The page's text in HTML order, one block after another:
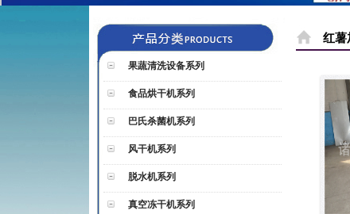
1 2 3
果蔬清洗设备系列
食品烘干机系列
巴氏杀菌机系列
风干机系列
脱水机系列
真空冻干机系列
红薯